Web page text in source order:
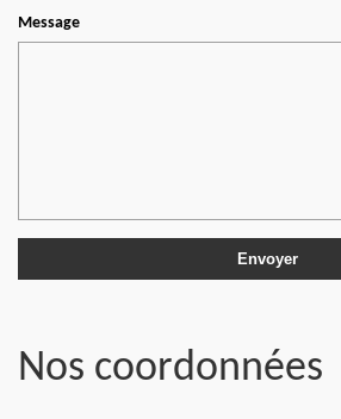
Message
Nos coordonnées